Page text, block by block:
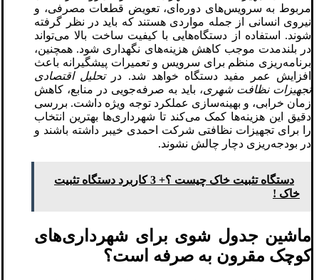
مربوط به سرویس‌های دوره‌ای، تعویض قطعات مصرفی، و
نیروی انسانی از جمله مواردی هستند که باید در نظر گرفته
شوند. استفاده از دستگاه‌هایی با کیفیت ساخت بالا می‌تواند
در بلندمدت موجب کاهش هزینه‌های نگهداری شود. همچنین،
برنامه‌ریزی منظم برای سرویس و تعمیرات پیشگیرانه باعث
افزایش عمر مفید دستگاه خواهد شد. درتحلیل اقتصادی
تجهیزات نظافت شهری، باید به صرفه‌جویی در منابع، کاهش
زمان خرابی، و بهینه‌سازی عملکرد توجه ویژه داشت. بررسی
دقیق این هزینه‌ها کمک می‌کند تا شهرداری‌ها بهترین انتخاب
را برای تجهیزات نظافتی شرکت احمدی خیبر داشته باشند و
در بودجه‌ریزی دچار چالش نشوند.
دستگاه تثبیت خاک چیست ؟+ 3 کاربرد دستگاه تثبیت
خاک !
ماشین جدول ‌شوی برای شهرداری‌های
کوچک مقرون ‌به ‌صرفه است؟